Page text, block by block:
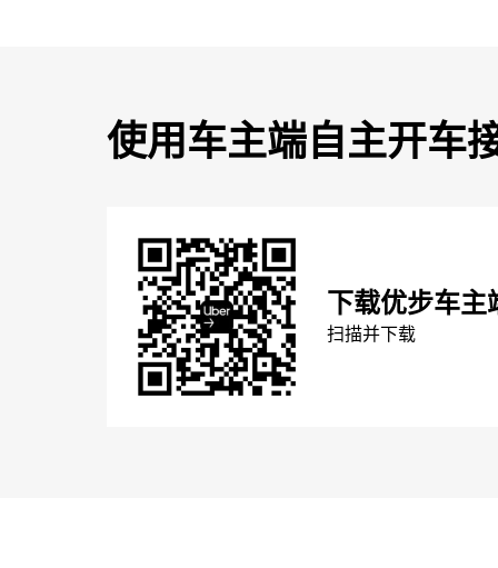
使用车主端自主开车
下载优步车主
扫描并下载